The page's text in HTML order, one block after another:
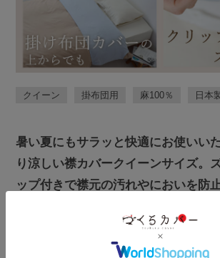
クイーン 掛布団用 麻100％ 日本
暑い夏にもサラッと快適にお使いい
り涼しい襟カバークイーンサイズ。
ップ付きで襟元の汚れやにおいを防
ても肌にはりつきません。安心安全